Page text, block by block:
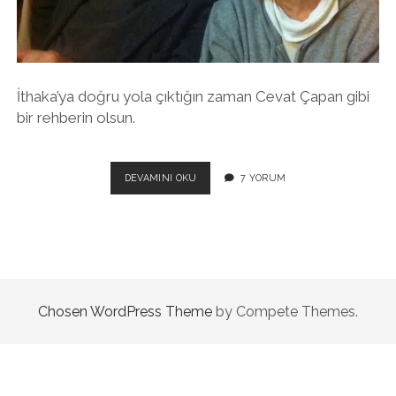
twitterfacebook
instagram
İthaka’ya doğru yola çıktığın zaman Cevat Çapan gibi
bir rehberin olsun.
DEVAMINI OKU CEVAT
ÇAPAN
7 YORUM
Chosen WordPress Theme by Compete Themes.